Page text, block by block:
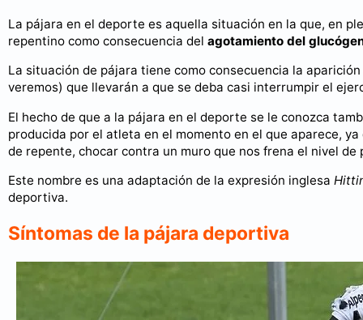
La pájara en el deporte es aquella situación en la que, en
repentino como consecuencia del agotamiento del
La situación de pájara tiene como consecuencia la
veremos) que llevarán a que se deba casi interrumpir el
El hecho de que a la pájara en el deporte se le conozca
producida por el atleta en el momento en el que aparece,
de repente, chocar contra un muro que nos frena el nivel
Este nombre es una adaptación de la expresión inglesa
deportiva.
Síntomas de la pájara deportiva